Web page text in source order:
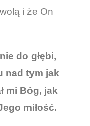
i że On
do głębi,
nad tym jak
mi Bóg, jak
miłość.